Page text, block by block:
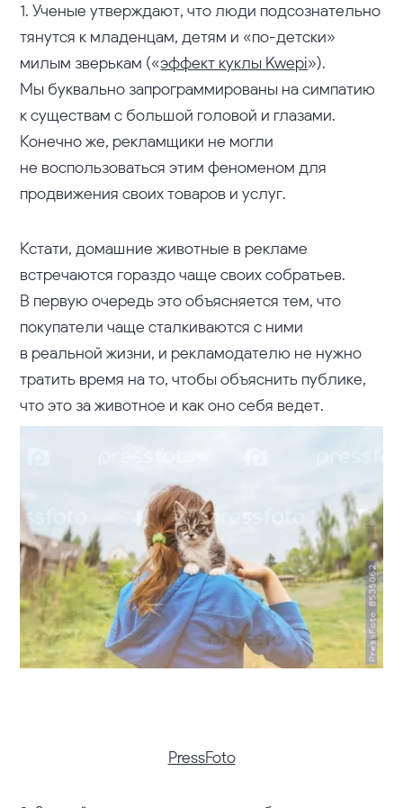
1. Ученые утверждают, что люди подсознательно
тянутся к младенцам, детям и «по-детски»
милым зверькам («эффект куклы Kwepi»).
Мы буквально запрограммированы на симпатию
к существам с большой головой и глазами.
Конечно же, рекламщики не могли
не воспользоваться этим феноменом для
продвижения своих товаров и услуг.
Кстати, домашние животные в рекламе
встречаются гораздо чаще своих собратьев.
В первую очередь это объясняется тем, что
покупатели чаще сталкиваются с ними
в реальной жизни, и рекламодателю не нужно
тратить время на то, чтобы объяснить публике,
что это за животное и как оно себя ведет.
PressFoto